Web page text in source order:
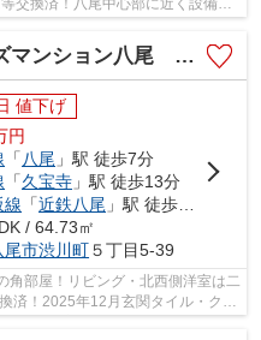
交換済！八尾中心部に近く設備充
アクセス...
ン八尾 安中小学校区 JR八尾駅
値下げ
円
「 八尾 」駅 徒歩7分
「久宝寺 」駅 徒歩13分
線 「近鉄八尾 」駅 徒歩24分
/ 64.73㎡
尾市渋川町５丁目5-39
角部屋！リビング・北西側洋室は二
済！2025年12月玄関タイル・クロ
棚設置済！...